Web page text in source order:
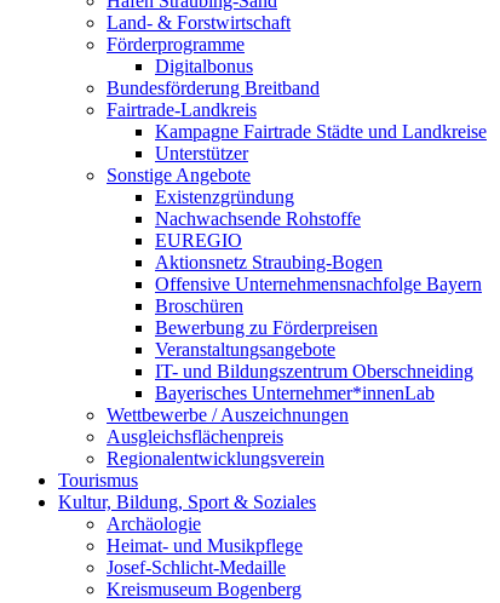
Land- & Forstwirtschaft
Förderprogramme
Digitalbonus
Bundesförderung Breitband
Fairtrade-Landkreis
Kampagne Fairtrade Städte und Landkreise
Unterstützer
Sonstige Angebote
Existenzgründung
Nachwachsende Rohstoffe
EUREGIO
Aktionsnetz Straubing-Bogen
Offensive Unternehmensnachfolge Bayern
Broschüren
Bewerbung zu Förderpreisen
Veranstaltungsangebote
IT- und Bildungszentrum Oberschneiding
Bayerisches Unternehmer*innenLab
Wettbewerbe / Auszeichnungen
Ausgleichsflächenpreis
Regionalentwicklungsverein
Tourismus
Kultur, Bildung, Sport & Soziales
Archäologie
Heimat- und Musikpflege
Josef-Schlicht-Medaille
Kreismuseum Bogenberg